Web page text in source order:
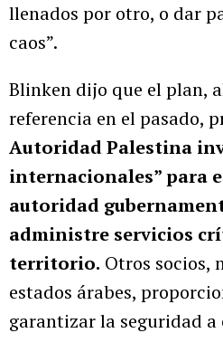
llenados por otro, o dar
caos”.
Blinken dijo que el plan,
referencia en el pasado,
Autoridad Palestina
internacionales” para
autoridad
administre servicios
territorio. Otros socios,
estados árabes,
garantizar la seguridad